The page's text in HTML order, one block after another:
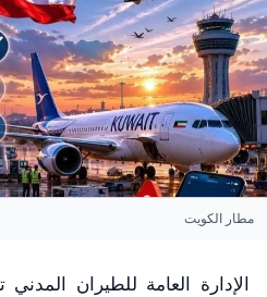
مطار الكويت
الإدارة العامة للطيران